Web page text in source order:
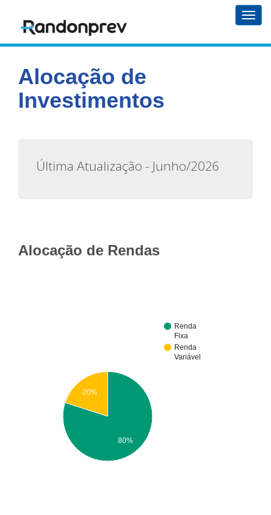
Alocação de
Investimentos
Última Atualização - Junho/2026
Alocação de Rendas
Renda
Fixa
Renda
Variável
20%
80%